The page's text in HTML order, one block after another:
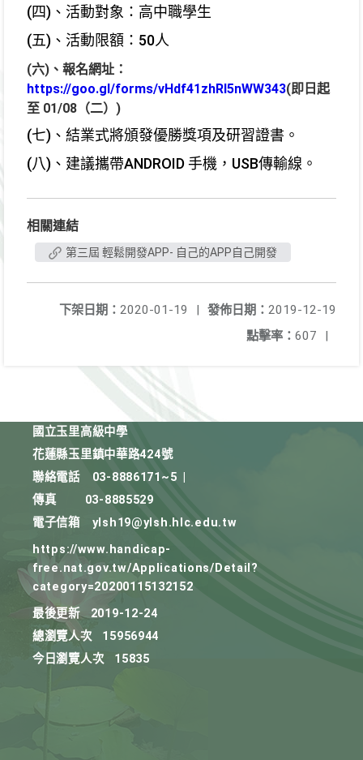
(四)、活動對象：高中職學生
(五)、活動限額：50人
(六)、報名網址：
https://goo.gl/forms/vHdf41zhRl5nWW343(即日起
至 01/08（二）)
(七)、結業式將頒發優勝獎項及研習證書。
(八)、建議攜帶ANDROID 手機，USB傳輸線。
相關連結
第三屆 輕鬆開發APP- 自己的APP自己開發
發佈日期： 2019-12-19
下架日期： 2020-01-19
|
點擊率： 607 |
國立玉里高級中學
花蓮縣玉里鎮中華路424號
聯絡電話
03-8886171~5
傳真
03-8885529
電子信箱
ylsh19@ylsh.hlc.edu.tw
https://www.handicap-
free.nat.gov.tw/Applications/Detail?
category=20200115132152
最後更新
2019-12-24
總瀏覽人次
15956944
今日瀏覽人次
15835